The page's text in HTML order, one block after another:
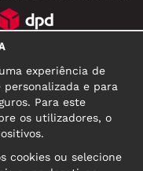
Tallinn
experiência de
e para
Para este
os utilizadores, o
cookies ou selecione